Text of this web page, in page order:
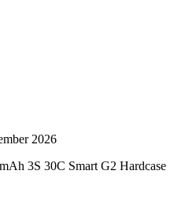
2026
3S 30C Smart G2 Hardcase